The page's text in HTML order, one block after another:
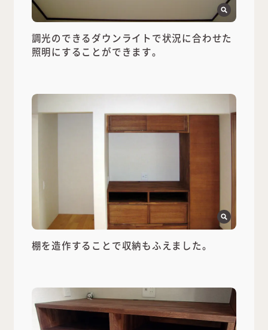
調光のできるダウンライトで状況に合わせた
照明にすることができます。
棚を造作することで収納もふえました。